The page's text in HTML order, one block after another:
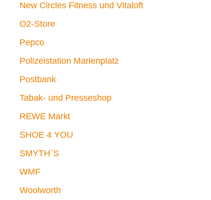
New Circles Fitness und Vitaloft
O2-Store
Pepco
Polizeistation Marienplatz
Postbank
Tabak- und Presseshop
REWE Markt
SHOE 4 YOU
SMYTH`S
WMF
Woolworth